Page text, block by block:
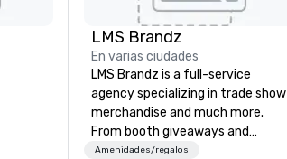
LMS Brandz
En varias ciudades
LMS Brandz is a full-service
agency specializing in trade show
merchandise and much more.
From booth giveaways and
branded apparel to executive
Amenidades/regalos